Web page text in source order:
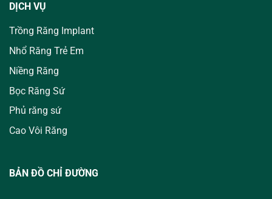
DỊCH VỤ
Trồng Răng Implant
Nhổ Răng Trẻ Em
Niềng Răng
Bọc Răng Sứ
Phủ răng sứ
Cao Vôi Răng
BẢN ĐỒ CHỈ ĐƯỜNG